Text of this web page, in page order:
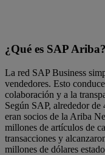
¿Qué es SAP Ariba?
La red SAP Business
vendedores. Esto
colaboración y a la
Según SAP, alrededor de
eran socios de la Ariba
millones de artículos de
transacciones y
millones de dólares